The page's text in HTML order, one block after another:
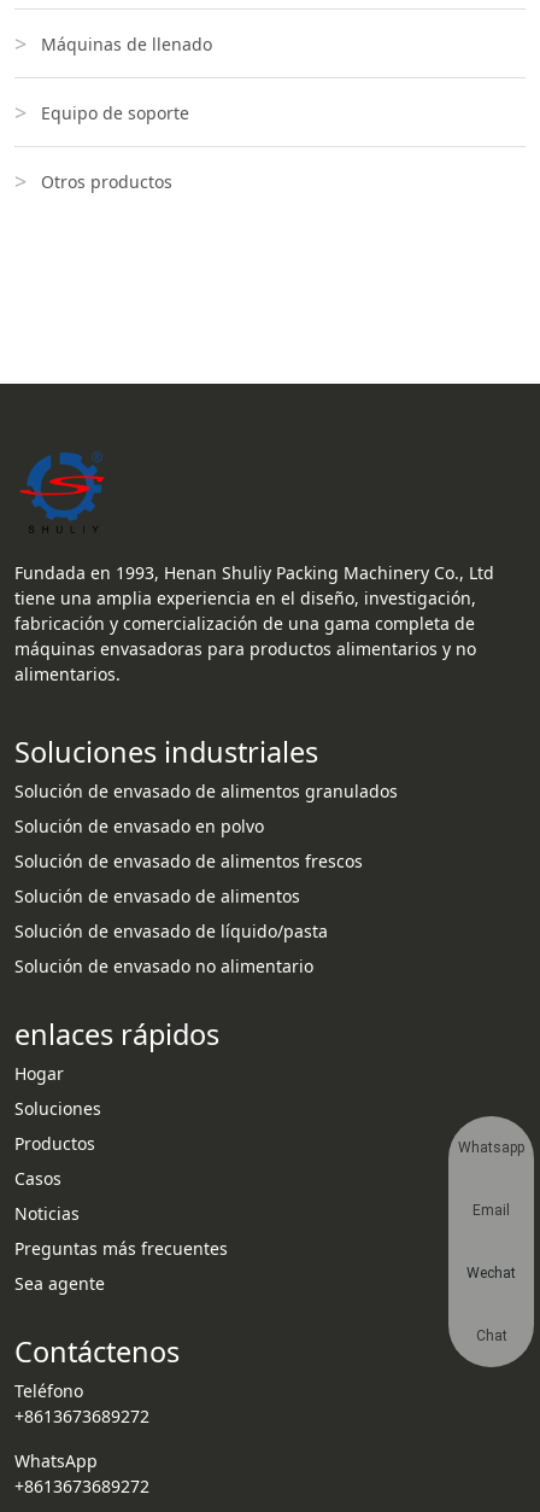
Máquinas de llenado
Equipo de soporte
Otros productos
Fundada en 1993, Henan Shuliy Packing Machinery Co., Ltd
tiene una amplia experiencia en el diseño, investigación,
fabricación y comercialización de una gama completa de
máquinas envasadoras para productos alimentarios y no
alimentarios.
Soluciones industriales
Solución de envasado de alimentos granulados
Solución de envasado en polvo
Solución de envasado de alimentos frescos
Solución de envasado de alimentos
Solución de envasado de líquido/pasta
Solución de envasado no alimentario
enlaces rápidos
Hogar
Soluciones
Productos
Casos
Noticias
Preguntas más frecuentes
Sea agente
Contáctenos
Teléfono
+8613673689272
WhatsApp
+8613673689272
Whatsapp
Email
Wechat
Chat